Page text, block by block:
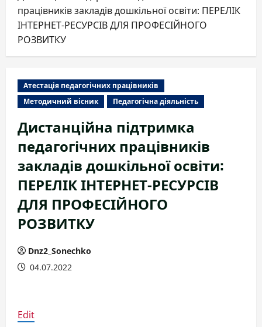
працівників закладів дошкільної освіти: ПЕРЕЛІК
ІНТЕРНЕТ-РЕСУРСІВ ДЛЯ ПРОФЕСІЙНОГО
РОЗВИТКУ
Атестація педагогічних працівників
Методичний вісник
Педагогічна діяльність
Дистанційна підтримка
педагогічних працівників
закладів дошкільної освіти:
ПЕРЕЛІК ІНТЕРНЕТ-РЕСУРСІВ
ДЛЯ ПРОФЕСІЙНОГО
РОЗВИТКУ
Dnz2_Sonechko
04.07.2022
Edit